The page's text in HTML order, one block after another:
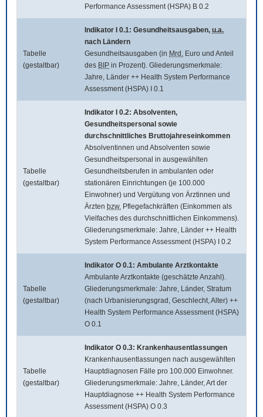
Performance Assessment (HSPA) B 0.2
Tabelle
(gestaltbar)
Indikator I 0.1: Gesundheitsausgaben, u.a.
nach Ländern
Gesundheitsausgaben (in Mrd. Euro und Anteil
des BIP in Prozent). Gliederungsmerkmale:
Jahre, Länder ++ Health System Performance
Assessment (HSPA) I 0.1
Tabelle
(gestaltbar)
Indikator I 0.2: Absolventen,
Gesundheitspersonal sowie
durchschnittliches Bruttojahreseinkommen
Absolventinnen und Absolventen sowie
Gesundheitspersonal in ausgewählten
Gesundheitsberufen in ambulanten oder
stationären Einrichtungen (je 100.000
Einwohner) und Vergütung von Ärztinnen und
Ärzten bzw. Pflegefachkräften (Einkommen als
Vielfaches des durchschnittlichen Einkommens).
Gliederungsmerkmale: Jahre, Länder ++ Health
System Performance Assessment (HSPA) I 0.2
Tabelle
(gestaltbar)
Indikator O 0.1: Ambulante Arztkontakte
Ambulante Arztkontakte (geschätzte Anzahl).
Gliederungsmerkmale: Jahre, Länder, Stratum
(nach Urbanisierungsgrad, Geschlecht, Alter) ++
Health System Performance Assessment (HSPA)
O 0.1
Tabelle
(gestaltbar)
Indikator O 0.3: Krankenhausentlassungen
Krankenhausentlassungen nach ausgewählten
Hauptdiagnosen Fälle pro 100.000 Einwohner.
Gliederungsmerkmale: Jahre, Länder, Art der
Hauptdiagnose ++ Health System Performance
Assessment (HSPA) O 0.3